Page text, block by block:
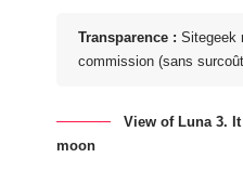
Transparence : Sitegeek
commission (sans
View of Luna 3.
moon